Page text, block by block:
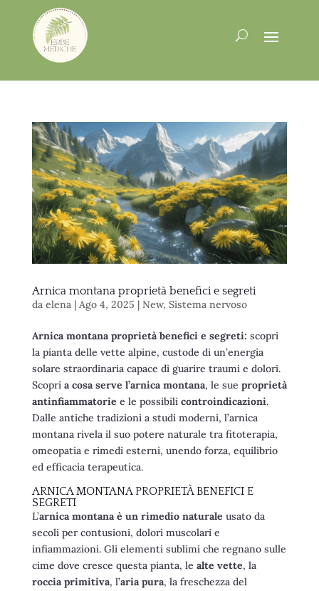
Arnica montana proprietà benefici e segreti
da elena| Ago 4, 2025 | New, Sistema nervoso
Arnica montana proprietà benefici e segreti: scopri
la pianta delle vette alpine, custode di un’energia
solare straordinaria capace di guarire traumi e dolori.
Scopri a cosa serve l’arnica montana, le sue proprietà
antinfiammatorie e le possibili controindicazioni.
Dalle antiche tradizioni a studi moderni, l’arnica
montana rivela il suo potere naturale tra fitoterapia,
omeopatia e rimedi esterni, unendo forza, equilibrio
ed efficacia terapeutica.
ARNICA MONTANA PROPRIETÀ BENEFICI E
SEGRETI
L’arnica montana è un rimedio naturale usato da
secoli per contusioni, dolori muscolari e
infiammazioni. Gli elementi sublimi che regnano sulle
cime dove cresce questa pianta, le alte vette, la
roccia primitiva, l’aria pura, la freschezza del